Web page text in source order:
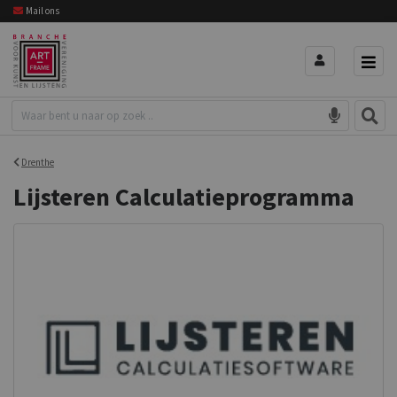
Mail ons
Drenthe
Lijsteren Calculatieprogramma